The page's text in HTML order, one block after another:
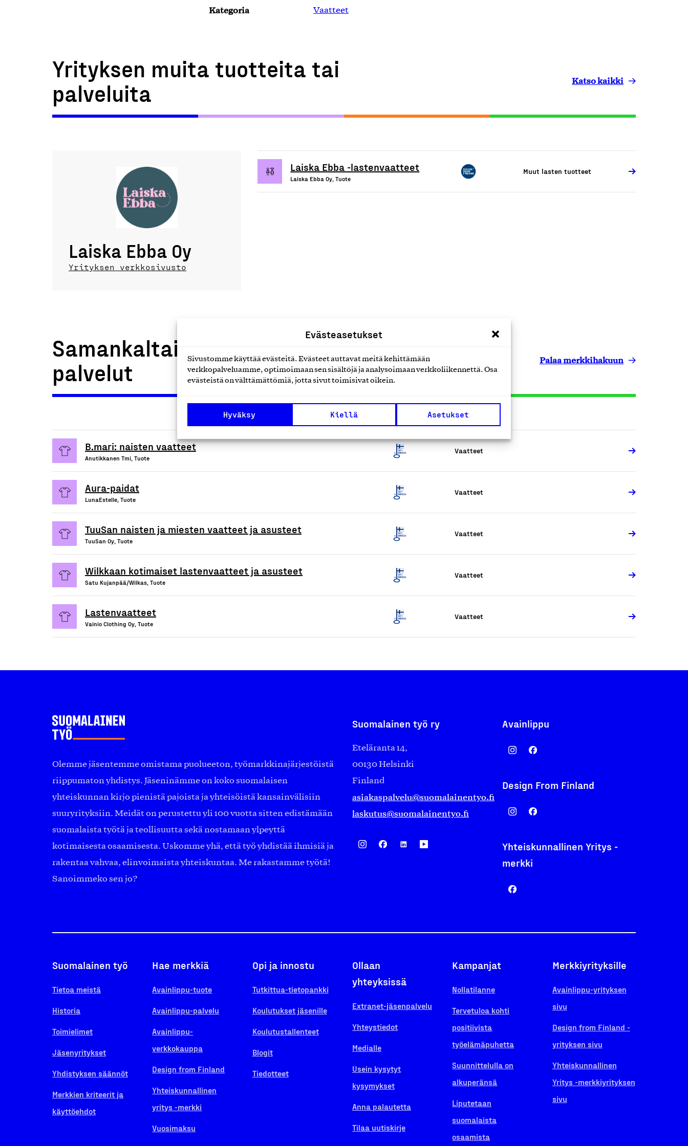
Evästeasetukset
Sivustomme käyttää evästeitä. Evästeet auttavat meitä kehittämään
verkkopalveluamme, optimoimaan sen sisältöjä ja analysoimaan verkkoliikennettä. Osa
evästeistä on välttämättömiä, jotta sivut toimisivat oikein.
Hyväksy Kiellä Asetukset
Kategoria Vaatteet
Yrityksen muita tuotteita tai
palveluita
Katso kaikki
Laiska Ebba Oy
Yrityksen verkkosivusto
Laiska Ebba -lastenvaatteet
Laiska Ebba Oy, Tuote
Muut lasten tuotteet
Samankaltaiset tuotteet tai
palvelut
Palaa merkkihakuun
B.mari: naisten vaatteet
Anutikkanen Tmi, Tuote
Vaatteet
Aura-paidat
LunaEstelle, Tuote
Vaatteet
TuuSan naisten ja miesten vaatteet ja asusteet
TuuSan Oy, Tuote
Vaatteet
Wilkkaan kotimaiset lastenvaatteet ja asusteet
Satu Kujanpää/Wilkas, Tuote
Vaatteet
Lastenvaatteet
Vainio Clothing Oy, Tuote
Vaatteet
Olemme jäsentemme omistama puolueeton, työmarkkinajärjestöistä
riippumaton yhdistys. Jäseninämme on koko suomalaisen
yhteiskunnan kirjo pienistä pajoista ja yhteisöistä kansainvälisiin
suuryrityksiin. Meidät on perustettu yli 100 vuotta sitten edistämään
suomalaista työtä ja teollisuutta sekä nostamaan ylpeyttä
kotimaisesta osaamisesta. Uskomme yhä, että työ yhdistää ihmisiä ja
rakentaa vahvaa, elinvoimaista yhteiskuntaa. Me rakastamme työtä!
Sanoimmeko sen jo?
Suomalainen työ ry
Eteläranta 14,
00130 Helsinki
Finland
asiakaspalvelu@suomalainentyo.fi
laskutus@suomalainentyo.fi
Avainlippu
Design From Finland
Yhteiskunnallinen Yritys -
merkki
Suomalainen työ
Tietoa meistä
Historia
Toimielimet
Jäsenyritykset
Yhdistyksen säännöt
Merkkien kriteerit ja
käyttöehdot
Hae merkkiä
Avainlippu-tuote
Avainlippu-palvelu
Avainlippu-
verkkokauppa
Design from Finland
Yhteiskunnallinen
yritys -merkki
Vuosimaksu
Opi ja innostu
Tutkittua-tietopankki
Koulutukset jäsenille
Koulutustallenteet
Blogit
Tiedotteet
Ollaan
yhteyksissä
Extranet-jäsenpalvelu
Yhteystiedot
Medialle
Usein kysytyt
kysymykset
Anna palautetta
Tilaa uutiskirje
Kampanjat
Nollatilanne
Tervetuloa kohti
positiivista
työelämäpuhetta
Suunnittelulla on
alkuperänsä
Liputetaan
suomalaista
osaamista
Merkkiyrityksille
Avainlippu-yrityksen
sivu
Design from Finland -
yrityksen sivu
Yhteiskunnallinen
Yritys -merkkiyrityksen
sivu